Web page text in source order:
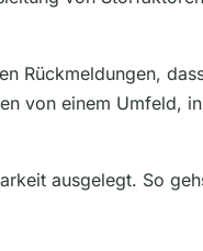
Rückmeldungen,
von einem Umfeld,
ausgelegt. So